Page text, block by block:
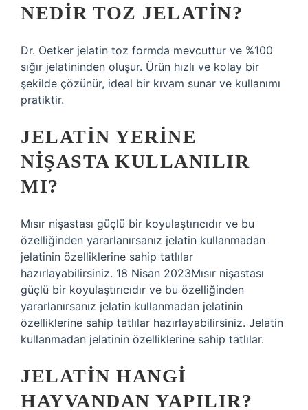
NEDIR TOZ JELATIN?
Dr. Oetker jelatin toz formda mevcuttur ve %100
sığır jelatininden oluşur. Ürün hızlı ve kolay bir
şekilde çözünür, ideal bir kıvam sunar ve kullanımı
pratiktir.
JELATIN YERINE
NIŞASTA KULLANILIR
MI?
Mısır nişastası güçlü bir koyulaştırıcıdır ve bu
özelliğinden yararlanırsanız jelatin kullanmadan
jelatinin özelliklerine sahip tatlılar
hazırlayabilirsiniz. 18 Nisan 2023Mısır nişastası
güçlü bir koyulaştırıcıdır ve bu özelliğinden
yararlanırsanız jelatin kullanmadan jelatinin
özelliklerine sahip tatlılar hazırlayabilirsiniz. Jelatin
kullanmadan jelatinin özelliklerine sahip tatlılar.
JELATIN HANGI
HAYVANDAN YAPILIR?